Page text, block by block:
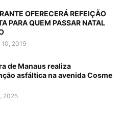
OFERECERÁ REFEIÇÃO
PARA QUEM PASSAR NATAL
2019
de Manaus realiza
asfáltica na avenida Cosme
2025